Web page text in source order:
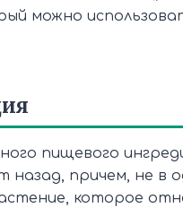
можно
пищевого
назад, причем, не в
которое